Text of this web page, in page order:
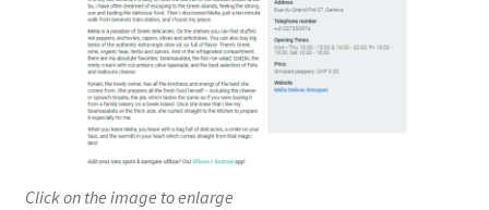
English
Click on the image to enlarge